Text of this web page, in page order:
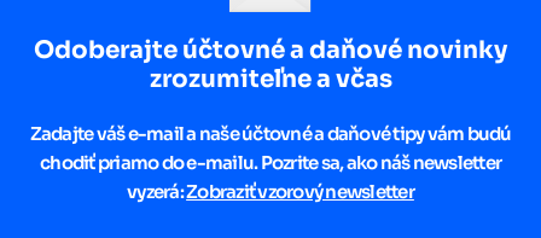
Odoberajte účtovné a daňové novinky
zrozumiteľne a včas
Zadajte váš e-mail a naše účtovné a daňové tipy vám budú
chodiť priamo do e-mailu. Pozrite sa, ako náš newsletter
vyzerá:Zobraziť vzorový newsletter